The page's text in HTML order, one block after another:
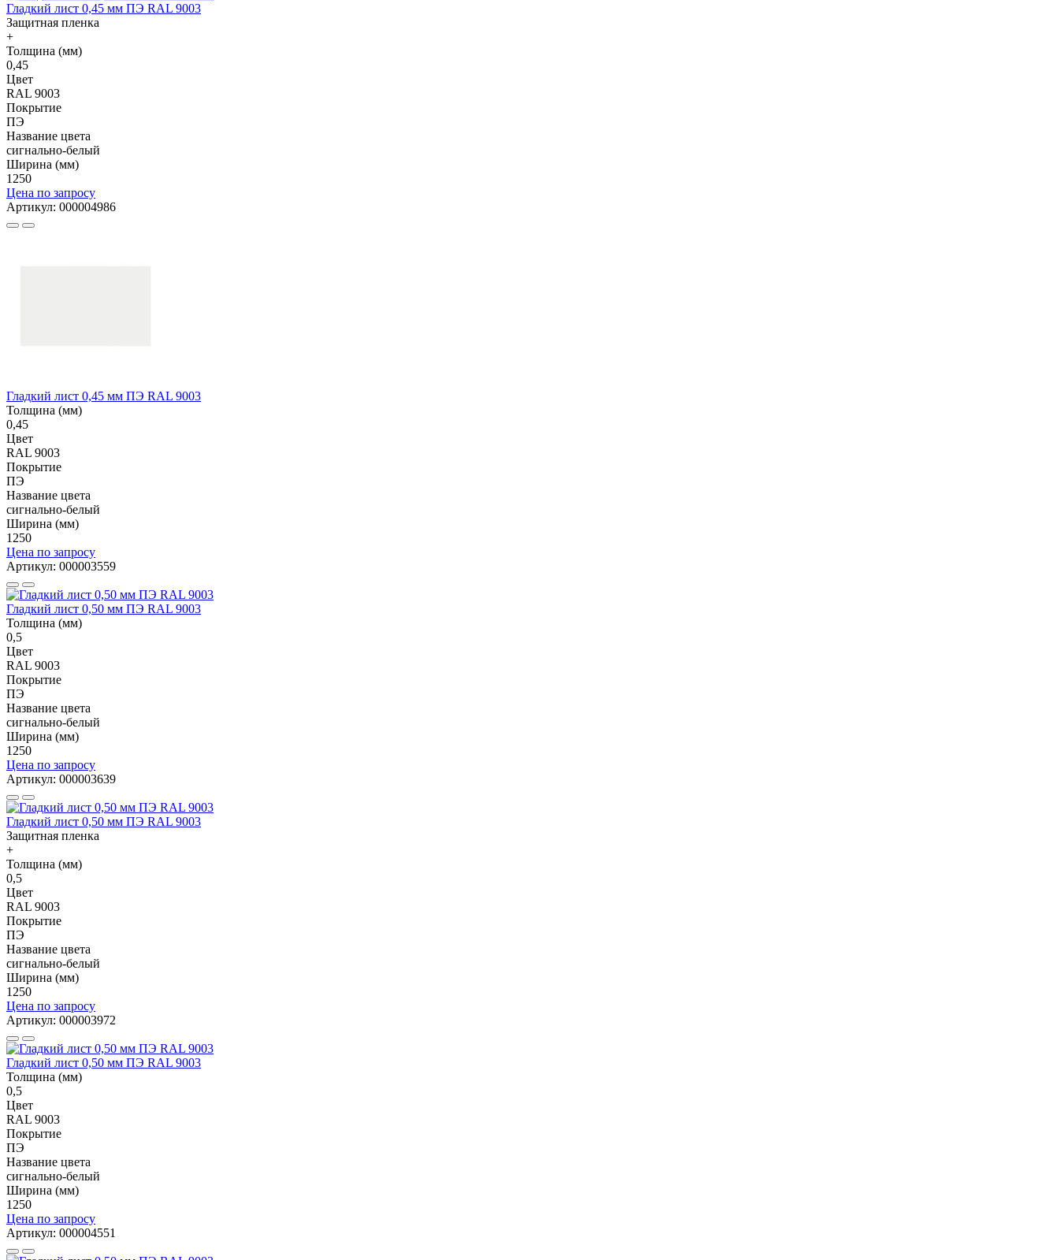
Гладкий лист 0,45 мм ПЭ RAL 9003
Защитная пленка
+
Толщина (мм)
0,45
Цвет
RAL 9003
Покрытие
ПЭ
Название цвета
сигнально-белый
Ширина (мм)
1250
Цена по запросу
Артикул: 000004986
Гладкий лист 0,45 мм ПЭ RAL 9003
Толщина (мм)
0,45
Цвет
RAL 9003
Покрытие
ПЭ
Название цвета
сигнально-белый
Ширина (мм)
1250
Цена по запросу
Артикул: 000003559
Гладкий лист 0,50 мм ПЭ RAL 9003
Толщина (мм)
0,5
Цвет
RAL 9003
Покрытие
ПЭ
Название цвета
сигнально-белый
Ширина (мм)
1250
Цена по запросу
Артикул: 000003639
Гладкий лист 0,50 мм ПЭ RAL 9003
Защитная пленка
+
Толщина (мм)
0,5
Цвет
RAL 9003
Покрытие
ПЭ
Название цвета
сигнально-белый
Ширина (мм)
1250
Цена по запросу
Артикул: 000003972
Гладкий лист 0,50 мм ПЭ RAL 9003
Толщина (мм)
0,5
Цвет
RAL 9003
Покрытие
ПЭ
Название цвета
сигнально-белый
Ширина (мм)
1250
Цена по запросу
Артикул: 000004551